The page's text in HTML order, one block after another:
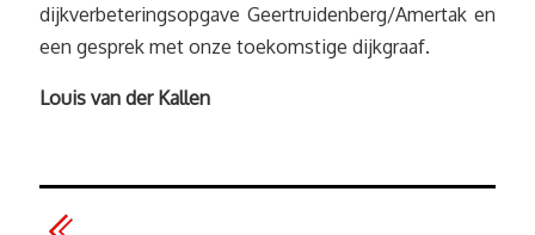
dijkverbeteringsopgave Geertruidenberg/Amertak en
een gesprek met onze toekomstige dijkgraaf.
Louis van der Kallen